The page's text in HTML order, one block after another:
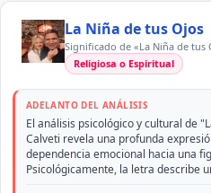
La Niña de tus Ojos
Significado de «La Niña de tus
Religiosa o Espiritual
ADELANTO DEL ANÁLISIS
El análisis psicológico y cultural de
Calveti revela una profunda
dependencia emocional hacia una
Psicológicamente, la letra describe